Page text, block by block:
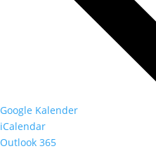
Google Kalender
iCalendar
Outlook 365